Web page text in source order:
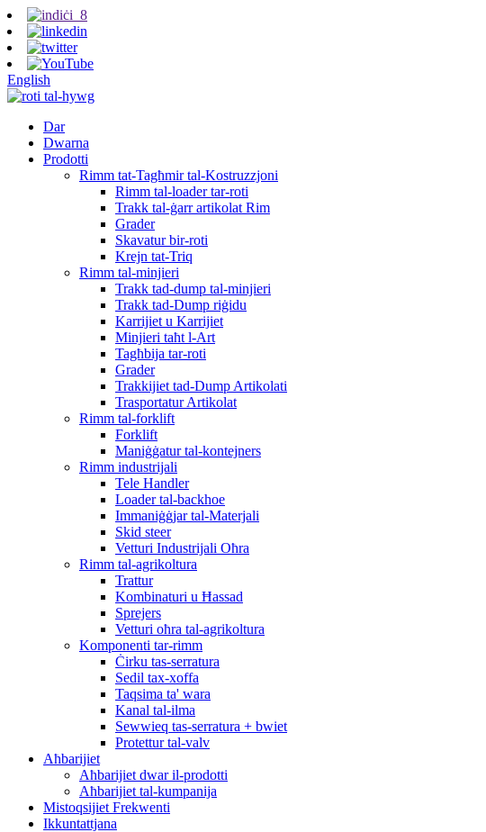
English
Dar
Dwarna
Prodotti
Rimm tat-Tagħmir tal-Kostruzzjoni
Rimm tal-loader tar-roti
Trakk tal-ġarr artikolat Rim
Grader
Skavatur bir-roti
Krejn tat-Triq
Rimm tal-minjieri
Trakk tad-dump tal-minjieri
Trakk tad-Dump riġidu
Karrijiet u Karrijiet
Minjieri taħt l-Art
Tagħbija tar-roti
Grader
Trakkijiet tad-Dump Artikolati
Trasportatur Artikolat
Rimm tal-forklift
Forklift
Maniġġatur tal-kontejners
Rimm industrijali
Tele Handler
Loader tal-backhoe
Immaniġġjar tal-Materjali
Skid steer
Vetturi Industrijali Oħra
Rimm tal-agrikoltura
Trattur
Kombinaturi u Ħassad
Sprejers
Vetturi oħra tal-agrikoltura
Komponenti tar-rimm
Ċirku tas-serratura
Sedil tax-xoffa
Taqsima ta' wara
Kanal tal-ilma
Sewwieq tas-serratura + bwiet
Protettur tal-valv
Aħbarijiet
Aħbarijiet dwar il-prodotti
Aħbarijiet tal-kumpanija
Mistoqsijiet Frekwenti
Ikkuntattjana